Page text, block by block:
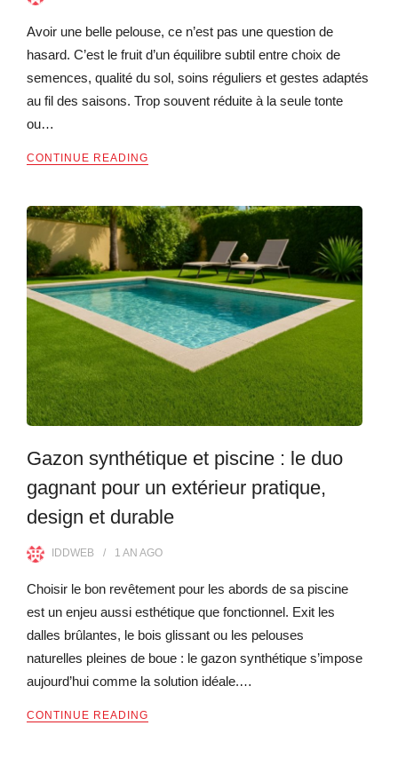
Avoir une belle pelouse, ce n’est pas une question de
hasard. C’est le fruit d’un équilibre subtil entre choix de
semences, qualité du sol, soins réguliers et gestes adaptés
au fil des saisons. Trop souvent réduite à la seule tonte
ou…
CONTINUE READING
Gazon synthétique et piscine : le duo
gagnant pour un extérieur pratique,
design et durable
IDDWEB 1 AN AGO
Choisir le bon revêtement pour les abords de sa piscine
est un enjeu aussi esthétique que fonctionnel. Exit les
dalles brûlantes, le bois glissant ou les pelouses
naturelles pleines de boue : le gazon synthétique s’impose
aujourd’hui comme la solution idéale.…
CONTINUE READING